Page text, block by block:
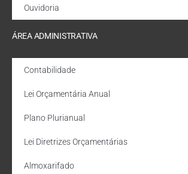
Ouvidoria
ÁREA ADMINISTRATIVA
Contabilidade
Lei Orçamentária Anual
Plano Plurianual
Lei Diretrizes Orçamentárias
Almoxarifado